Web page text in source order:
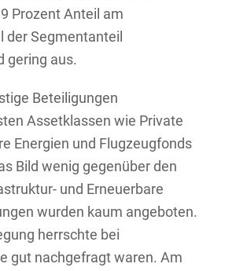
Prozent Anteil am
der Segmentanteil
gering aus.
Beteiligungen
Assetklassen wie Private
Energien und Flugzeugfonds
Bild wenig gegenüber den
und Erneuerbare
wurden kaum angeboten.
herrschte bei
gut nachgefragt waren. Am